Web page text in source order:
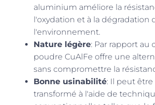
aluminium améliore la
l'oxydation et à la dégradation
l'environnement.
Nature légère: Par rapport au
poudre CuAlFe offre une
sans compromettre la
Bonne usinabilité: Il peut
transformé à l'aide de